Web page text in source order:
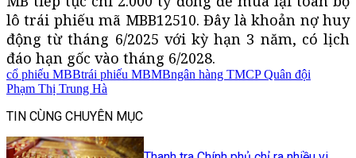
lô trái phiếu mã MBB12510. Đây là khoản nợ huy
động từ tháng 6/2025 với kỳ hạn 3 năm, có lịch
đáo hạn gốc vào tháng 6/2028.
cổ phiếu MBBtrái phiếu MBMBngân hàng TMCP Quân đội
Phạm Thị Trung Hà
TIN CÙNG CHUYÊN MỤC